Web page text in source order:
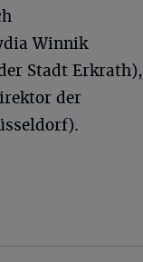
Winnik
Stadt Erkrath),
der